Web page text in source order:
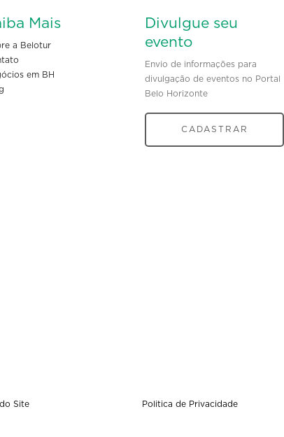
Mais
a Belotur
em BH
Divulgue seu
evento
Envio de informações para
divulgação de eventos no Portal
Belo Horizonte
CADASTRAR
Site Politica de Privacidade